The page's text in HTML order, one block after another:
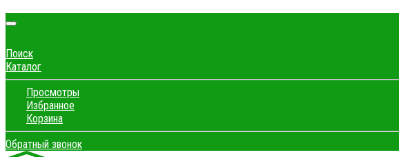
Поиск
Каталог
Просмотры
Избранное
Корзина
Обратный звонок